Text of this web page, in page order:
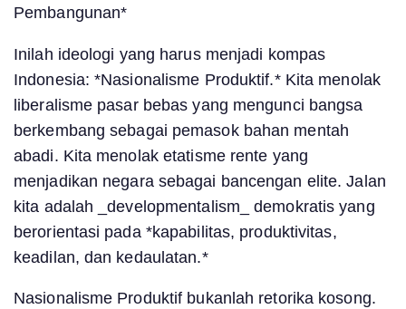
Pembangunan*
Inilah ideologi yang harus menjadi kompas
Indonesia: *Nasionalisme Produktif.* Kita menolak
liberalisme pasar bebas yang mengunci bangsa
berkembang sebagai pemasok bahan mentah
abadi. Kita menolak etatisme rente yang
menjadikan negara sebagai bancengan elite. Jalan
kita adalah _developmentalism_ demokratis yang
berorientasi pada *kapabilitas, produktivitas,
keadilan, dan kedaulatan.*
Nasionalisme Produktif bukanlah retorika kosong.